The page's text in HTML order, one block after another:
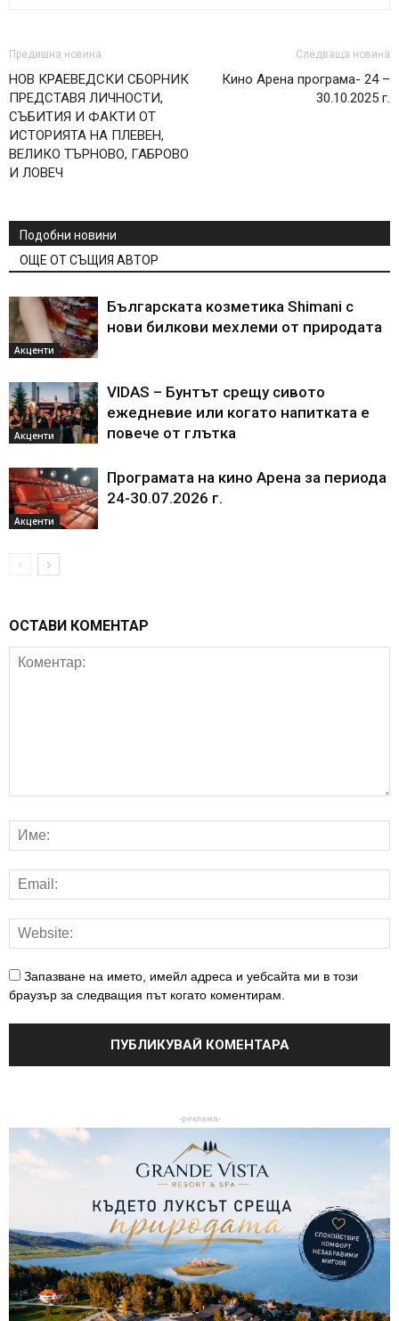
Предишна новина
НОВ КРАЕВЕДСКИ СБОРНИК
ПРЕДСТАВЯ ЛИЧНОСТИ,
СЪБИТИЯ И ФАКТИ ОТ
ИСТОРИЯТА НА ПЛЕВЕН,
ВЕЛИКО ТЪРНОВО, ГАБРОВО
И ЛОВЕЧ
Следваща новина
Кино Арена програма- 24 –
30.10.2025 г.
Подобни новини
ОЩЕ ОТ СЪЩИЯ АВТОР
Акценти
Българската козметика Shimani с
нови билкови мехлеми от природата
Акценти
VIDAS – Бунтът срещу сивото
ежедневие или когато напитката е
повече от глътка
Акценти
Програмата на кино Арена за периода
24-30.07.2026 г.
ОСТАВИ КОМЕНТАР
Запазване на името, имейл адреса и уебсайта ми в този
браузър за следващия път когато коментирам.
-реклама-